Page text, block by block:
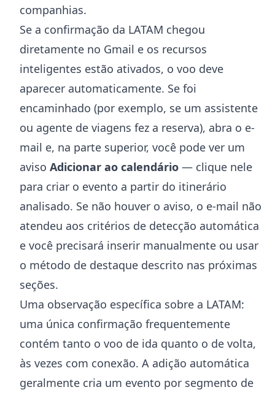
companhias.
Se a confirmação da LATAM chegou
diretamente no Gmail e os recursos
inteligentes estão ativados, o voo deve
aparecer automaticamente. Se foi
encaminhado (por exemplo, se um assistente
ou agente de viagens fez a reserva), abra o e-
mail e, na parte superior, você pode ver um
aviso Adicionar ao calendário — clique nele
para criar o evento a partir do itinerário
analisado. Se não houver o aviso, o e-mail não
atendeu aos critérios de detecção automática
e você precisará inserir manualmente ou usar
o método de destaque descrito nas próximas
seções.
Uma observação específica sobre a LATAM:
uma única confirmação frequentemente
contém tanto o voo de ida quanto o de volta,
às vezes com conexão. A adição automática
geralmente cria um evento por segmento de